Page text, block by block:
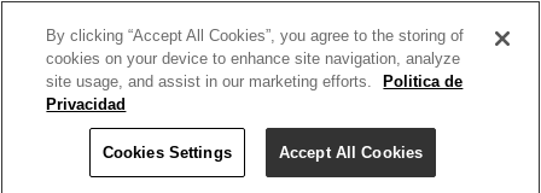
San Juan Dental Center
By clicking “Accept All Cookies”, you agree to the storing of
cookies on your device to enhance site navigation, analyze
site usage, and assist in our marketing efforts.
Politica de
Privacidad
Cookies Settings Accept All Cookies